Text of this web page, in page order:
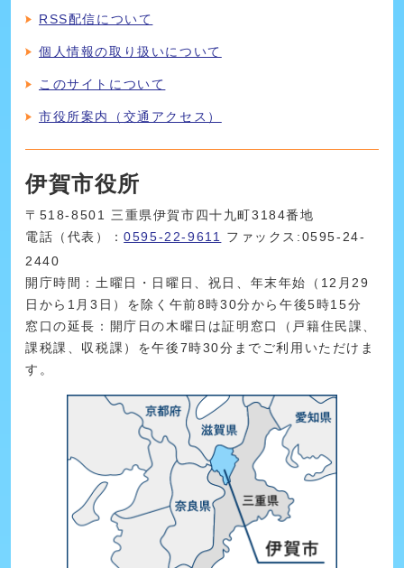
RSS配信について
個人情報の取り扱いについて
このサイトについて
市役所案内（交通アクセス）
伊賀市役所
〒518-8501 三重県伊賀市四十九町3184番地
電話（代表）：0595-22-9611
ファックス:0595-24-
2440
開庁時間：土曜日・日曜日、祝日、年末年始（12月29
日から1月3日）を除く午前8時30分から午後5時15分
窓口の延長：開庁日の木曜日は証明窓口（戸籍住民課、
課税課、収税課）を午後7時30分までご利用いただけま
す。